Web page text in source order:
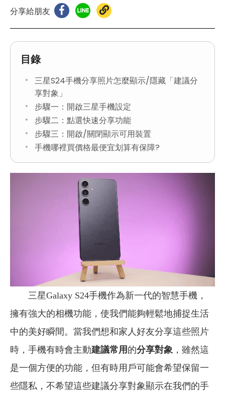
分享給朋友
目錄
三星S24手機分享照片怎麼顯示/隱藏「建議分
享對象」
步驟一：開啟三星手機設定
步驟二：點選快速分享功能
步驟三：開啟/關閉顯示可用裝置
手機哪裡買價格最便宜划算有保障?
三星Galaxy S24手機作為新一代的智慧手機，
擁有強大的相機功能，使我們能夠輕鬆地捕捉生活
中的美好瞬間。當我們想和家人好友分享這些照片
時，手機有時會主動建議常用 的分享對象 ，雖然這
是一個方便的功能，但有時用戶可能會希望保留一
些隱私，不希望這些建議分享對象顯示在我們的手